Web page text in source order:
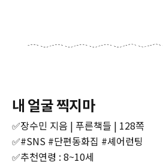
내 얼굴 찍지마
✅장수민 지음 | 푸른책들 | 128쪽
✅#SNS #단편동화집 #셰어런팅
✅추천연령 : 8~10세